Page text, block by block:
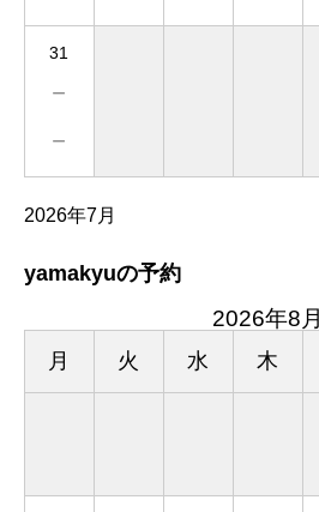
31
－
－
2026年7月
yamakyuの予約
2026年8月
月 火 水 木